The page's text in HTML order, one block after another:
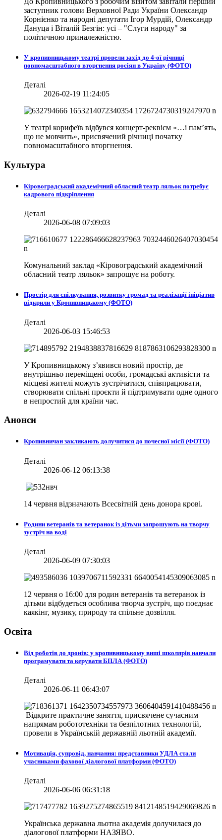
заступник голови Верховної Ради України Олександр
Корнієнко та народні депутати Ігор Мурдій, Олександр
Дануца і Віталій Безгін: усі – "Слуги народу" за
політичною приналежністю.
У кропивницькому театрі провели захід до 4-ої річниці
повномасштабного вторгнення росіян в Україну (ФОТО)
Деталі
2026-02-19 11:24:05
У театрі корифеїв відбувся концерт-реквієм «…і пам’ять,
що не мовчить», присвячений річниці початку
повномасштабного вторгнення.
Культура
Кіровоградський академічний обласний театр ляльок потребує
кадрового підкріплення
Деталі
2026-06-08 07:09:03
Комунальний заклад «Кіровоградський академічний
обласний театр ляльок» запрошує на роботу.
Простір для спілкування, розвитку громад та реалізації ініціатив
відкрили у Кропивницькому (ФОТО)
Деталі
2026-06-03 15:46:53
У Кропивницькому з’явився новий простір, де
внутрішньо переміщені особи, громадські активісти та
місцеві жителі можуть зустрічатися, співпрацювати,
створювати спільні проєкти й підтримувати одне одного
в непростий для країни час.
Анонси
Кропивничан закликають долучитися до почесної місії (ФОТО)
Деталі
2026-06-12 06:13:38
14 червня відзначають Всесвітній день донора крові.
Родини ветеранів та ветеранок із дітьми запрошують на творчу
зустріч на воді
Деталі
2026-06-09 07:30:03
12 червня о 16:00 для родин ветеранів та ветеранок із
дітьми відбудеться особлива творча зустріч, що поєднає
каякінг, музику, природу та спільне дозвілля.
Освіта
Від роботів до дронів: у кропивницькому виші школярів навчали
програмувати та керувати БПЛА (ФОТО)
Деталі
2026-06-11 06:43:07
Відкрите практичне заняття, присвячене сучасним
напрямам робототехніки та безпілотних технологій,
провели в Українській державній льотній академії.
Мотивація, супровід, навчання: представники УДЛА стали
учасниками фахової діалогової платформи (ФОТО)
Деталі
2026-06-06 06:31:18
Українська державна льотна академія долучилася до
діалогової платформи НАЗЯВО.